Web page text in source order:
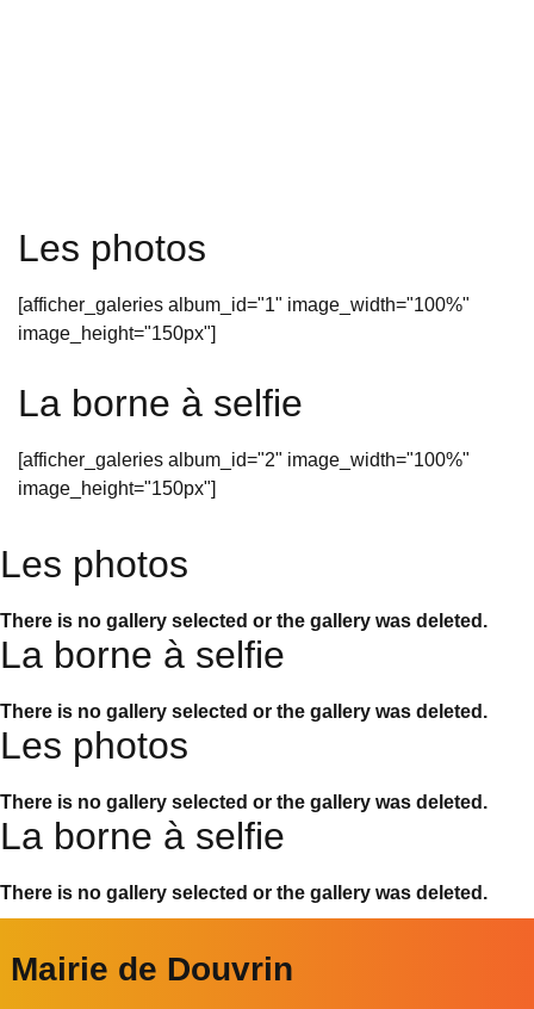
Les photos
[afficher_galeries album_id="1" image_width="100%"
image_height="150px"]
La borne à selfie
[afficher_galeries album_id="2" image_width="100%"
image_height="150px"]
Les photos
There is no gallery selected or the gallery was deleted.
La borne à selfie
There is no gallery selected or the gallery was deleted.
Les photos
There is no gallery selected or the gallery was deleted.
La borne à selfie
There is no gallery selected or the gallery was deleted.
Mairie de Douvrin